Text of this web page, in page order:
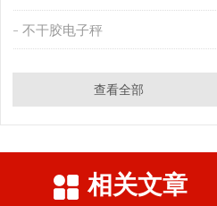
不干胶电子秤
查看全部
相关文章